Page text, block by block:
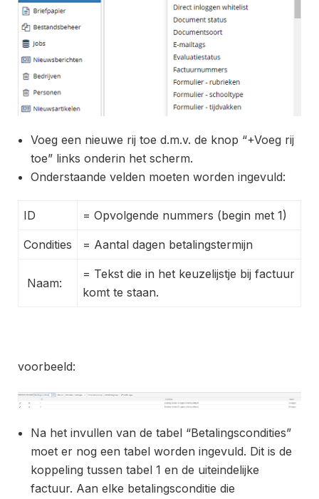
Voeg een nieuwe rij toe d.m.v. de knop “+Voeg rij
toe” links onderin het scherm.
Onderstaande velden moeten worden ingevuld:
ID = Opvolgende nummers (begin met 1)
Condities = Aantal dagen betalingstermijn
Naam:
= Tekst die in het keuzelijstje bij factuur
komt te staan.
voorbeeld:
Na het invullen van de tabel “Betalingscondities”
moet er nog een tabel worden ingevuld. Dit is de
koppeling tussen tabel 1 en de uiteindelijke
factuur. Aan elke betalingsconditie die